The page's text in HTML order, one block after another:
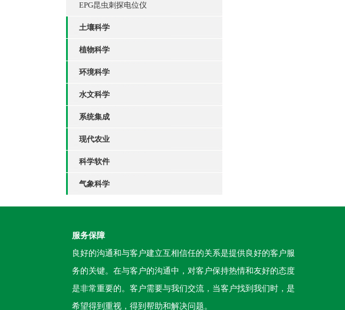
EPG昆虫刺探电位仪
土壤科学
植物科学
环境科学
水文科学
系统集成
现代农业
科学软件
气象科学
服务保障
良好的沟通和与客户建立互相信任的关系是提供良好的客户服
务的关键。在与客户的沟通中，对客户保持热情和友好的态度
是非常重要的。客户需要与我们交流，当客户找到我们时，是
希望得到重视，得到帮助和解决问题。